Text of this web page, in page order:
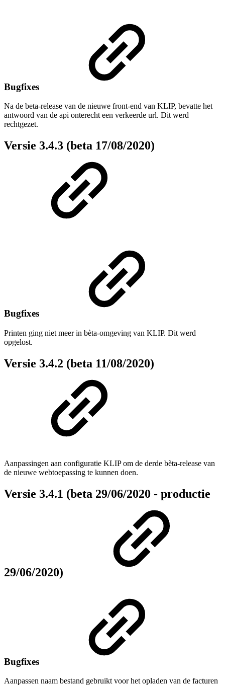
Bugfixes
Na de beta-release van de nieuwe front-end van KLIP, bevatte het
antwoord van de api onterecht een verkeerde url. Dit werd
rechtgezet.
Versie 3.4.3 (beta 17/08/2020)
Bugfixes
Printen ging niet meer in bèta-omgeving van KLIP. Dit werd
opgelost.
Versie 3.4.2 (beta 11/08/2020)
Aanpassingen aan configuratie KLIP om de derde bèta-release van
de nieuwe webtoepassing te kunnen doen.
Versie 3.4.1 (beta 29/06/2020 - productie
29/06/2020)
Bugfixes
Aanpassen naam bestand gebruikt voor het opladen van de facturen